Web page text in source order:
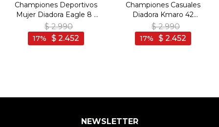
Championes Deportivos
Mujer Diadora Eagle 8 -
Negro-Negro
$ 2.990
$ 2.452
17
Championes Casuales
Diadora Kmaro 42
Pigskin Wax Unisex -
Negro-Negro
$ 2.990
$ 2.452
17
NEWSLETTER